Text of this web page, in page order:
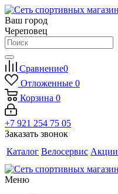
Ваш город
Череповец
Сравнение0
Отложенные 0
Корзина 0
+7 921 254 75 05
Заказать звонок
Каталог Велосервис Акции
Меню